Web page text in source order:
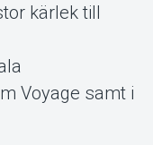
kärlek till
Voyage samt i